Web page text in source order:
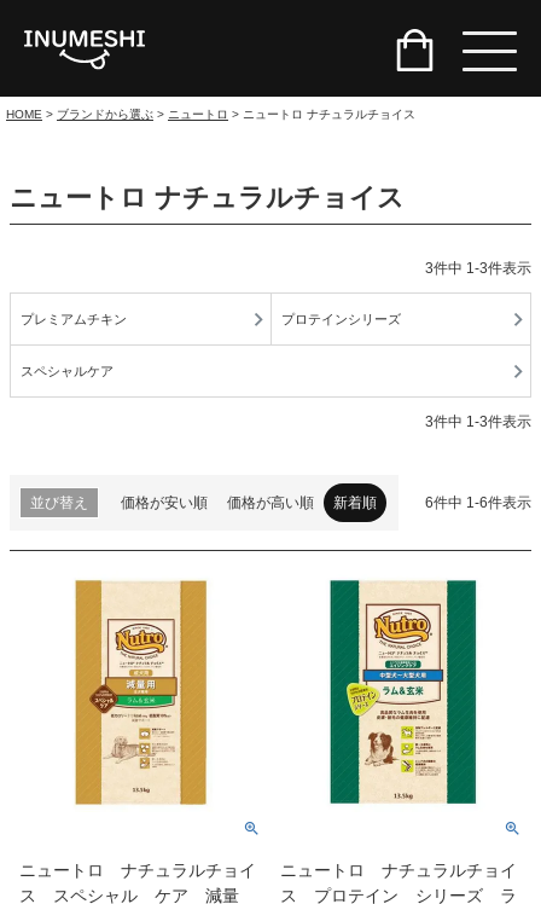
HOME ブランドから選ぶ ニュートロ ニュートロ ナチュラルチョイス
ニュートロ ナチュラルチョイス
3件中 1-3件表示
プレミアムチキン プロテインシリーズ
スペシャルケア
3件中 1-3件表示
並び替え 価格が安い順 価格が高い順 新着順 6件中 1-6件表示
ニュートロ ナチュラルチョイ
ス スペシャル ケア 減量
ニュートロ ナチュラルチョイ
ス プロテイン シリーズ ラ